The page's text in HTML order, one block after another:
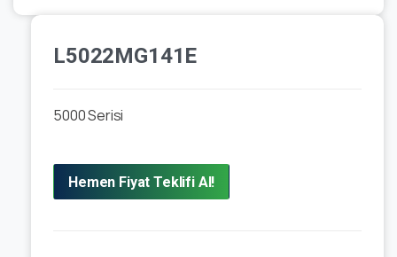
L5022MG141E
5000 Serisi
Hemen Fiyat Teklifi Al!